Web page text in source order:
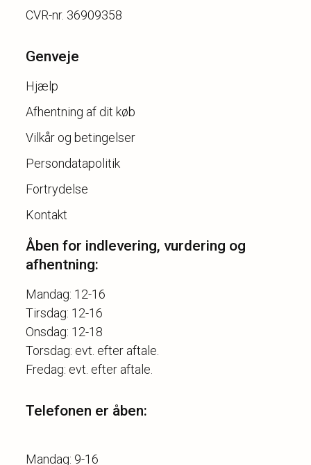
Genveje
Hjælp
Afhentning af dit køb
Vilkår og betingelser
Persondatapolitik
Fortrydelse
Kontakt
Åben for indlevering, vurdering og
afhentning:
Mandag: 12-16
Tirsdag: 12-16
Onsdag: 12-18
Torsdag: evt. efter aftale.
Telefonen er åben:
Mandag: 9-16